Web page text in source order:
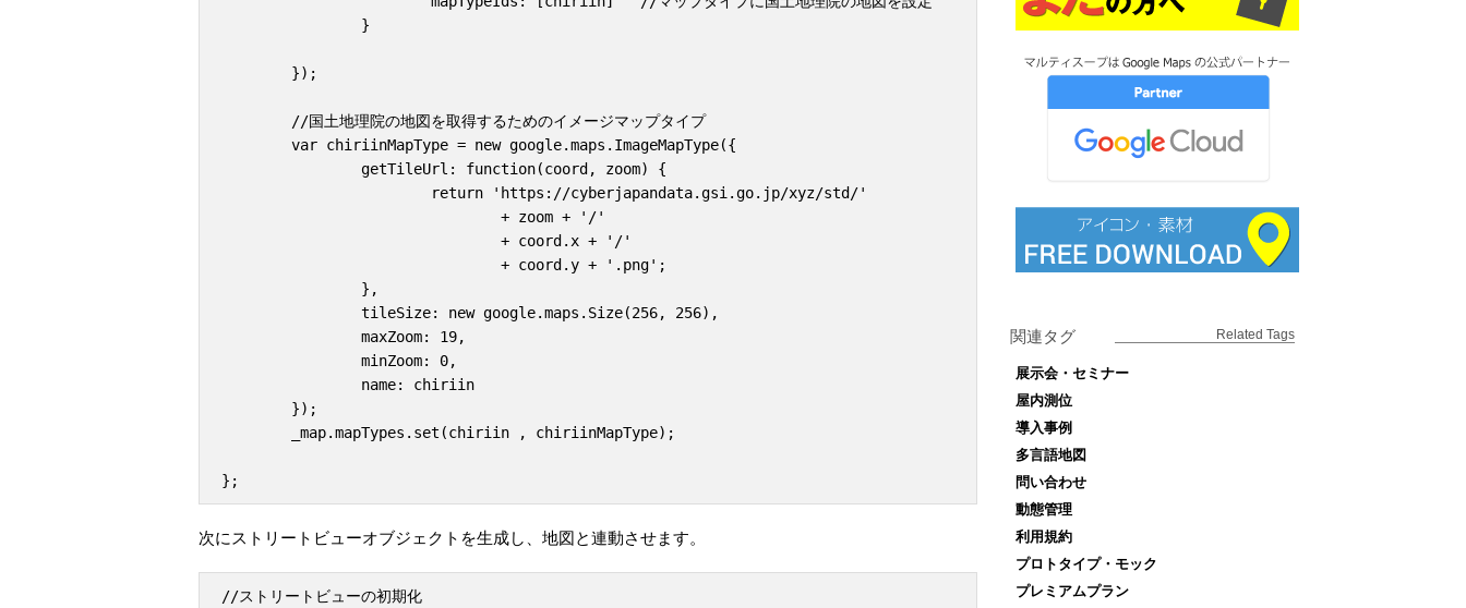
次にストリートビューオブジェクトを生成し、地図と連動させます。
//ストリートビューの初期化
関連タグ Related Tags
展示会・セミナー
屋内測位
導入事例
多言語地図
問い合わせ
動態管理
利用規約
プロトタイプ・モック
プレミアムプラン